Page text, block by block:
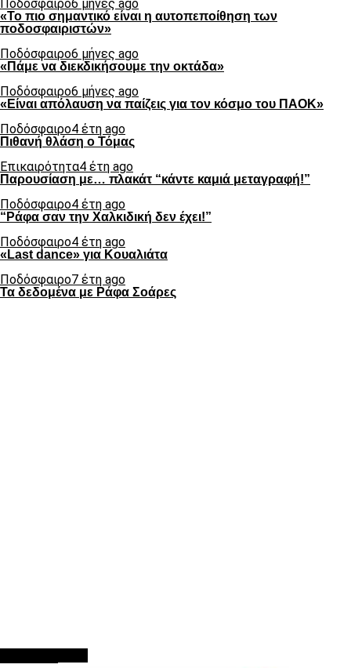
Ποδόσφαιρο6 μήνες ago
«Το πιο σημαντικό είναι η αυτοπεποίθηση των
ποδοσφαιριστών»
Ποδόσφαιρο6 μήνες ago
«Πάμε να διεκδικήσουμε την οκτάδα»
Ποδόσφαιρο6 μήνες ago
«Είναι απόλαυση να παίζεις για τον κόσμο του ΠΑΟΚ»
Ποδόσφαιρο4 έτη ago
Πιθανή θλάση ο Τόμας
Επικαιρότητα4 έτη ago
Παρουσίαση με… πλακάτ “κάντε καμιά μεταγραφή!”
Ποδόσφαιρο4 έτη ago
“Ράφα σαν την Χαλκιδική δεν έχει!”
Ποδόσφαιρο4 έτη ago
«Last dance» για Κουαλιάτα
Ποδόσφαιρο7 έτη ago
Τα δεδομένα με Ράφα Σοάρες